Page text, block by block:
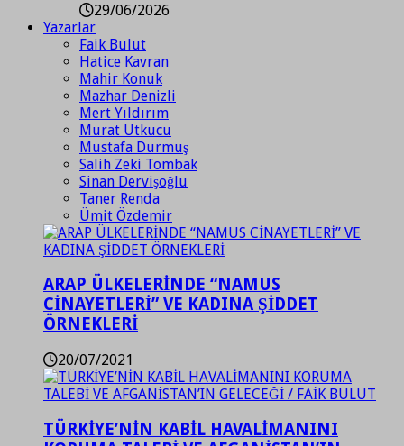
29/06/2026
Yazarlar
Faik Bulut
Hatice Kavran
Mahir Konuk
Mazhar Denizli
Mert Yıldırım
Murat Utkucu
Mustafa Durmuş
Salih Zeki Tombak
Sinan Dervişoğlu
Taner Renda
Ümit Özdemir
ARAP ÜLKELERİNDE “NAMUS
CİNAYETLERİ” VE KADINA ŞİDDET
ÖRNEKLERİ
20/07/2021
TÜRKİYE’NİN KABİL HAVALİMANINI